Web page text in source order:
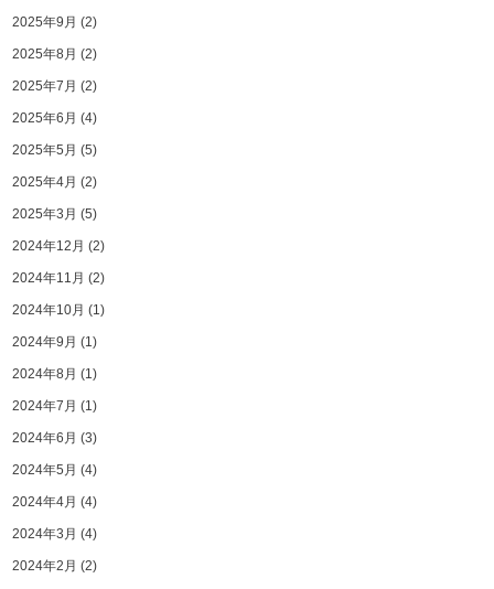
2025年9月 (2)
2025年8月 (2)
2025年7月 (2)
2025年6月 (4)
2025年5月 (5)
2025年4月 (2)
2025年3月 (5)
2024年12月 (2)
2024年11月 (2)
2024年10月 (1)
2024年9月 (1)
2024年8月 (1)
2024年7月 (1)
2024年6月 (3)
2024年5月 (4)
2024年4月 (4)
2024年3月 (4)
2024年2月 (2)